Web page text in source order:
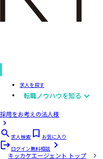
求人を探す
転職ノウハウを知る
採用をお考えの法人様
求人検索
お気に入り
ログイン無料相談
キッカケエージェント トップ